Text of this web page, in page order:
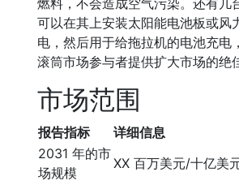
燃料，不会造成空气污染。还有几
可以在其上安装太阳能电池板或风
电，然后用于给拖拉机的电池充电
滚筒市场参与者提供扩大市场的绝
市场范围
报告指标
详细信息
2031 年的市
场规模
XX 百万美元/十亿美